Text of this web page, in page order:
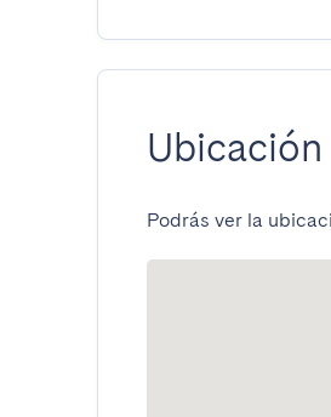
Ubicación
Podrás ver la